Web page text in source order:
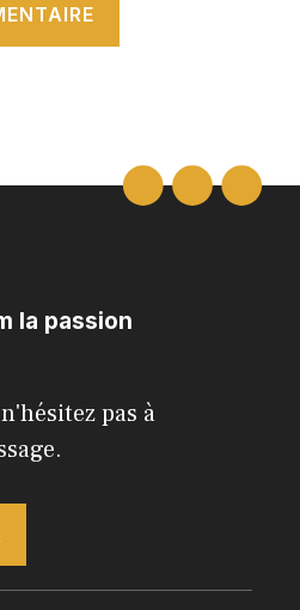
la passion
pas à